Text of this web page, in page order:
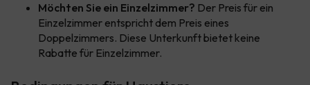
Möchten Sie ein Einzelzimmer? Der Preis für ein
Einzelzimmer entspricht dem Preis eines
Doppelzimmers. Diese Unterkunft bietet keine
Rabatte für Einzelzimmer.